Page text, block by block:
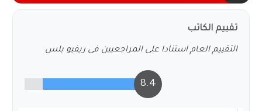
تقييم الكاتب
التقييم العام استنادا على المراجعيين فى ريفيو بلس
8.4